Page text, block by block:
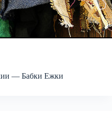
— Бабки Ежки